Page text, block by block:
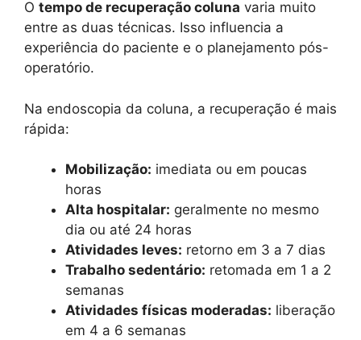
O tempo de recuperação coluna varia muito
entre as duas técnicas. Isso influencia a
experiência do paciente e o planejamento pós-
operatório.
Na endoscopia da coluna, a recuperação é mais
rápida:
Mobilização: imediata ou em poucas
horas
Alta hospitalar: geralmente no mesmo
dia ou até 24 horas
Atividades leves: retorno em 3 a 7 dias
Trabalho sedentário: retomada em 1 a 2
semanas
Atividades físicas moderadas: liberação
em 4 a 6 semanas